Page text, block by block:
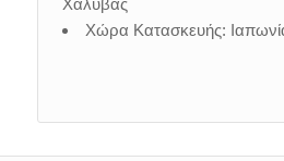
Χάλυβας
Χώρα Κατασκευής: